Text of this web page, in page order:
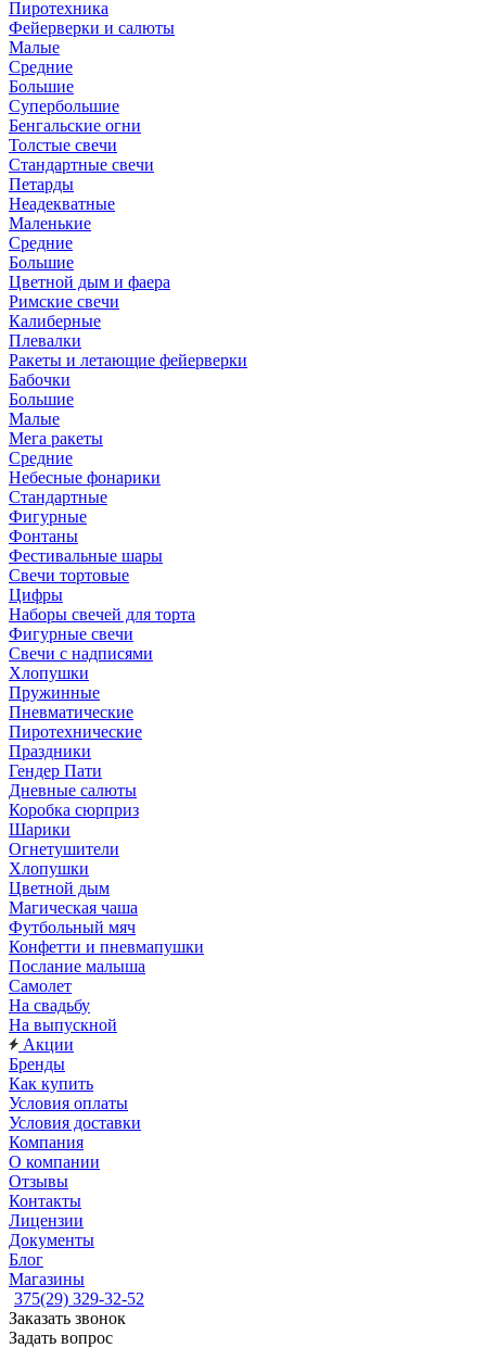
Пиротехника
Фейерверки и салюты
Малые
Средние
Большие
Супербольшие
Бенгальские огни
Толстые свечи
Стандартные свечи
Петарды
Неадекватные
Маленькие
Средние
Большие
Цветной дым и фаера
Римские свечи
Калиберные
Плевалки
Ракеты и летающие фейерверки
Бабочки
Большие
Малые
Мега ракеты
Средние
Небесные фонарики
Стандартные
Фигурные
Фонтаны
Фестивальные шары
Свечи тортовые
Цифры
Наборы свечей для торта
Фигурные свечи
Свечи с надписями
Хлопушки
Пружинные
Пневматические
Пиротехнические
Праздники
Гендер Пати
Дневные салюты
Коробка сюрприз
Шарики
Огнетушители
Хлопушки
Цветной дым
Магическая чаша
Футбольный мяч
Конфетти и пневмапушки
Послание малыша
Самолет
На свадьбу
На выпускной
Акции
Бренды
Как купить
Условия оплаты
Условия доставки
Компания
О компании
Отзывы
Контакты
Лицензии
Документы
Блог
Магазины
375(29) 329-32-52
Заказать звонок
Задать вопрос